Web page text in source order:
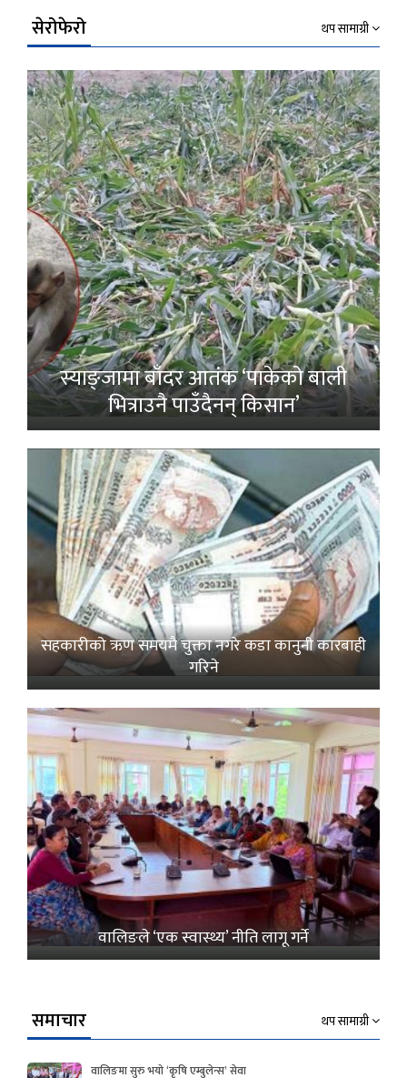
सेरोफेरो थप सामाग्री
स्याङ्जामा बाँदर आतंक ‘पाकेको बाली
भित्राउनै पाउँदैनन् किसान’
सहकारीको ऋण समयमै चुक्ता नगरे कडा कानुनी कारबाही
गरिने
वालिङले ‘एक स्वास्थ्य’ नीति लागू गर्ने
समाचार थप सामाग्री
वालिङमा सुरु भयो ‘कृषि एम्बुलेन्स’ सेवा